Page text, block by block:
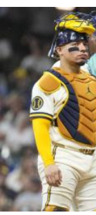
i
e
s
d
e
c
o
m
p
a
r
t
i
r
r
d
a
r